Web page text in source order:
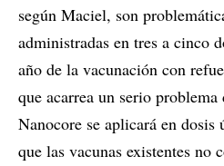
según Maciel, son
administradas en tres a cinco
año de la vacunación con
que acarrea un serio
Nanocore se aplicará en
que las vacunas existentes no